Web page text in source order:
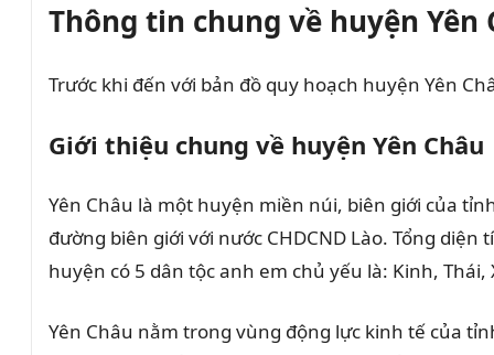
Thông tin chung về huyện Yên
Trước khi đến với bản đồ quy hoạch huyện Yên
Giới thiệu chung về huyện Yên Châu
Yên Châu là một huyện miền núi, biên giới của
đường biên giới với nước CHDCND Lào. Tổng
huyện có 5 dân tộc anh em chủ yếu là: Kinh,
Yên Châu nằm trong vùng động lực kinh tế của